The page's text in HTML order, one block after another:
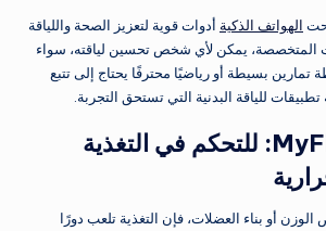
الهواتف الذكية أدوات قوية لتعزيز الصحة واللياقة
المتخصصة، يمكن لأي شخص تحسين لياقته، سواء
بسيطة أو رياضيًا محترفًا يحتاج إلى تتبع
للياقة البدنية التي تستحق التجربة.
1. MyFitnessPal: للتحكم في التغذية
أو بناء العضلات، فإن التغذية تلعب دورًا